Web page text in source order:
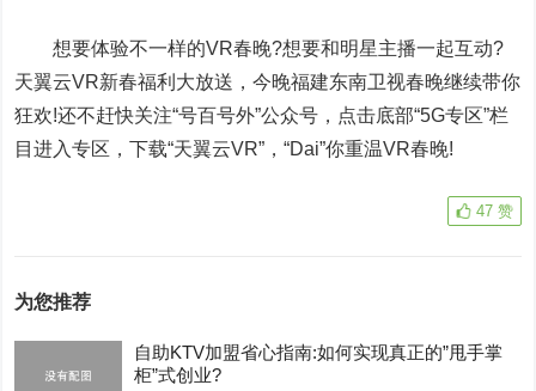
想要体验不一样的VR春晚?想要和明星主播一起互动?
天翼云VR新春福利大放送，今晚福建东南卫视春晚继续带你
狂欢!还不赶快关注“号百号外”公众号，点击底部“5G专区”栏
目进入专区，下载“天翼云VR”，“Dai”你重温VR春晚!
47 赞
为您推荐
自助KTV加盟省心指南:如何实现真正的”甩手掌
柜”式创业?